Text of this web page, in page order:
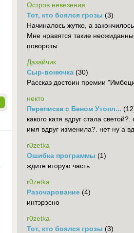
Остров невезения
Тот, кто боялся грозы (3)
Начиналось жутко, а
Мне нравятся такие
повороты
Дазайчик
Сыр-вонючка (30)
Рассказ достоин премии
некто
Переписка с Беном Утопл...
какого катя вдруг стала светой?.
имя вдруг изменила?. нет ну а
r0zetka
Ошибка программы (1)
ждите вторую часть
r0zetka
Разочарование (4)
интэрэсно
r0zetka
Тот, кто боялся грозы (3)